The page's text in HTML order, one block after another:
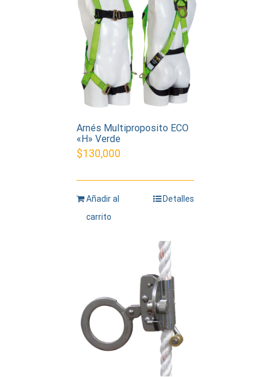
Arnés Multiproposito ECO
«H» Verde
$130,000
Añadir al
carrito
Detalles